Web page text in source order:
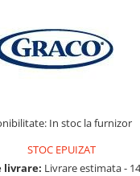
In stoc la furnizor
STOC EPUIZAT
livrare: Livrare estimata -